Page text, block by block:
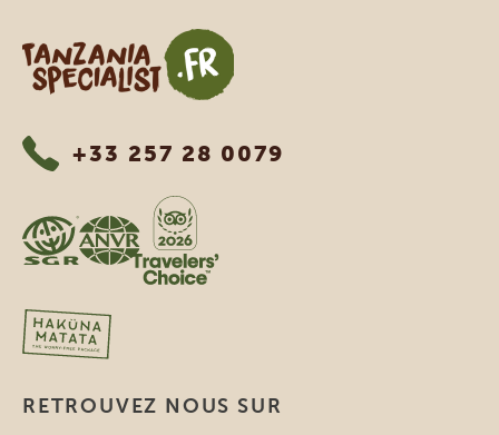
Tanzania Specialist
+33 257 28 0079
RETROUVEZ NOUS SUR